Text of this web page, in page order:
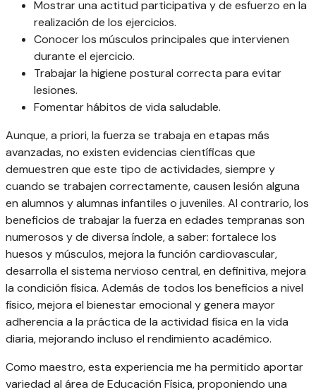
Mostrar una actitud participativa y de esfuerzo en la
realización de los ejercicios.
Conocer los músculos principales que intervienen
durante el ejercicio.
Trabajar la higiene postural correcta para evitar
lesiones.
Fomentar hábitos de vida saludable.
Aunque, a priori, la fuerza se trabaja en etapas más
avanzadas, no existen evidencias científicas que
demuestren que este tipo de actividades, siempre y
cuando se trabajen correctamente, causen lesión alguna
en alumnos y alumnas infantiles o juveniles. Al contrario, los
beneficios de trabajar la fuerza en edades tempranas son
numerosos y de diversa índole, a saber: fortalece los
huesos y músculos, mejora la función cardiovascular,
desarrolla el sistema nervioso central, en definitiva, mejora
la condición física. Además de todos los beneficios a nivel
físico, mejora el bienestar emocional y genera mayor
adherencia a la práctica de la actividad física en la vida
diaria, mejorando incluso el rendimiento académico.
Como maestro, esta experiencia me ha permitido aportar
variedad al área de Educación Física, proponiendo una